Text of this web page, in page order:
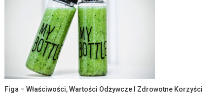
Figa – Właściwości, Wartości Odżywcze I Zdrowotne Korzyści